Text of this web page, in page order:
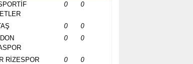
0 0
0
0
0 0
RİZESPOR 0
0